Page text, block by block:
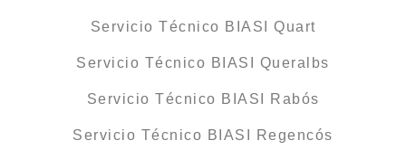
Servicio Técnico BIASI Quart
Servicio Técnico BIASI Queralbs
Servicio Técnico BIASI Rabós
Servicio Técnico BIASI Regencós